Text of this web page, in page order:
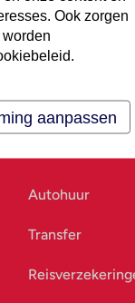
Goed
Autohuur
Transfer
Ook zorgen
aanpassen